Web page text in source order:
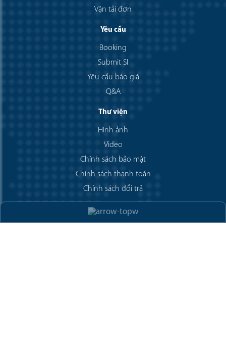
Vận tải đơn
Yêu cầu
Booking
Submit SI
Yêu cầu báo giá
Q&A
Thư viện
Hình ảnh
Video
Chính sách bảo mật
Chính sách thanh toán
Chính sách đổi trả
Liên kết hữu ích